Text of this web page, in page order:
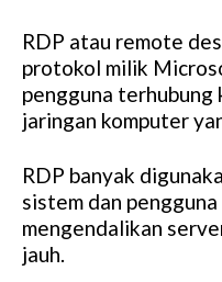
RDP atau remote
protokol milik
pengguna terhubung
jaringan komputer
RDP banyak
sistem dan
mengendalikan
jauh.